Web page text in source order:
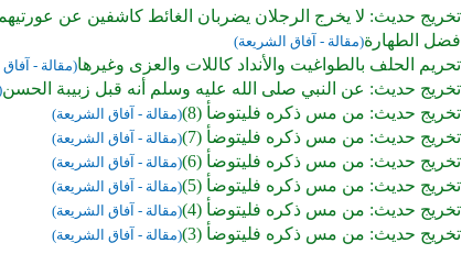
تخريج حديث: لا يخرج الرجلان يضربان الغائط كاشفين عن
فضل الطهارة(مقالة - آفاق الشريعة)
تحريم الحلف بالطواغيت والأنداد كاللات والعزى وغيرها(مقالة -
تخريج حديث: عن النبي صلى الله عليه وسلم أنه قبل زبيبة الحسن
تخريج حديث: من مس ذكره فليتوضأ (8) (مقالة - آفاق الشريعة)
تخريج حديث: من مس ذكره فليتوضأ (7) (مقالة - آفاق الشريعة)
تخريج حديث: من مس ذكره فليتوضأ (6) (مقالة - آفاق الشريعة)
تخريج حديث: من مس ذكره فليتوضأ (5) (مقالة - آفاق الشريعة)
تخريج حديث: من مس ذكره فليتوضأ (4) (مقالة - آفاق الشريعة)
تخريج حديث: من مس ذكره فليتوضأ (3) (مقالة - آفاق الشريعة)